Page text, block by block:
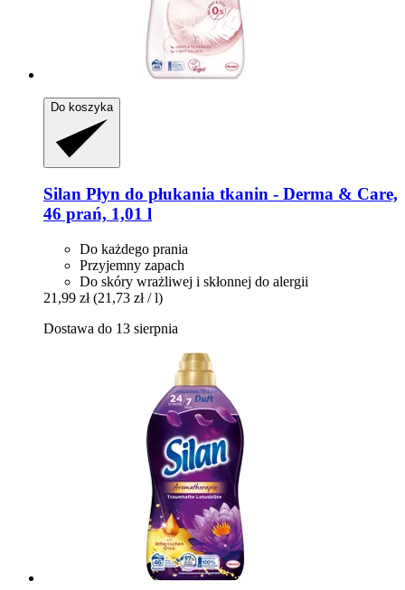
Do koszyka
Silan Płyn do płukania tkanin -​ Derma & Care,
46 prań, 1,01 l
Do każdego prania
Przyjemny zapach
Do skóry wrażliwej i skłonnej do alergii
21,99 zł (21,73 zł / l)
Dostawa do 13 sierpnia